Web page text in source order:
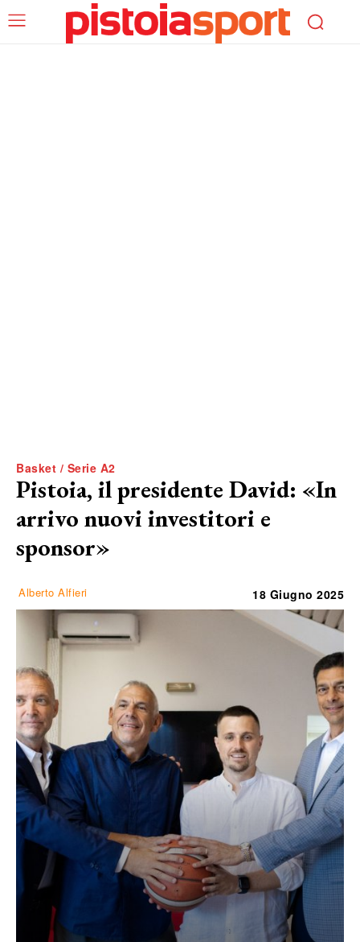
Basket / Serie A2
Pistoia, il presidente David: «In
arrivo nuovi investitori e
sponsor»
Alberto Alfieri 18 Giugno 2025